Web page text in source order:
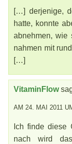
[…] derjenige,
hatte, konnte
abnehmen, wie
nahmen mit
[…]
VitaminFlow
AM 24. MAI 2011
Ich finde diese
nach wird